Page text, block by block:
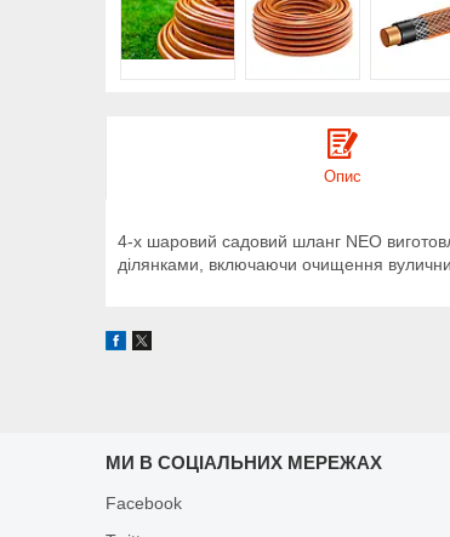
Опис
4-х шаровий садовий шланг NEO
ділянками, включаючи очищення
МИ В СОЦІАЛЬНИХ МЕРЕЖАХ
Facebook